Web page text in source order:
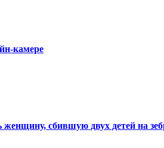
камере
женщину, сбившую двух детей на